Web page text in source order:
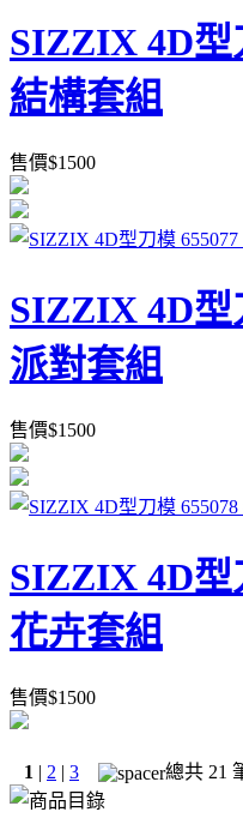
SIZZIX 4D型
結構套組
售價$1500
SIZZIX 4D型
派對套組
售價$1500
SIZZIX 4D型
花卉套組
售價$1500
1 | 2 | 3 總共 21